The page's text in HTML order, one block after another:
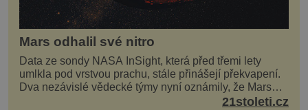
Mars odhalil své nitro
Data ze sondy NASA InSight, která před třemi lety
umlkla pod vrstvou prachu, stále přinášejí překvapení.
Dva nezávislé vědecké týmy nyní oznámily, že Mars
má nejen plášť plný trosek z dávných impaktů,...21stoleti.cz